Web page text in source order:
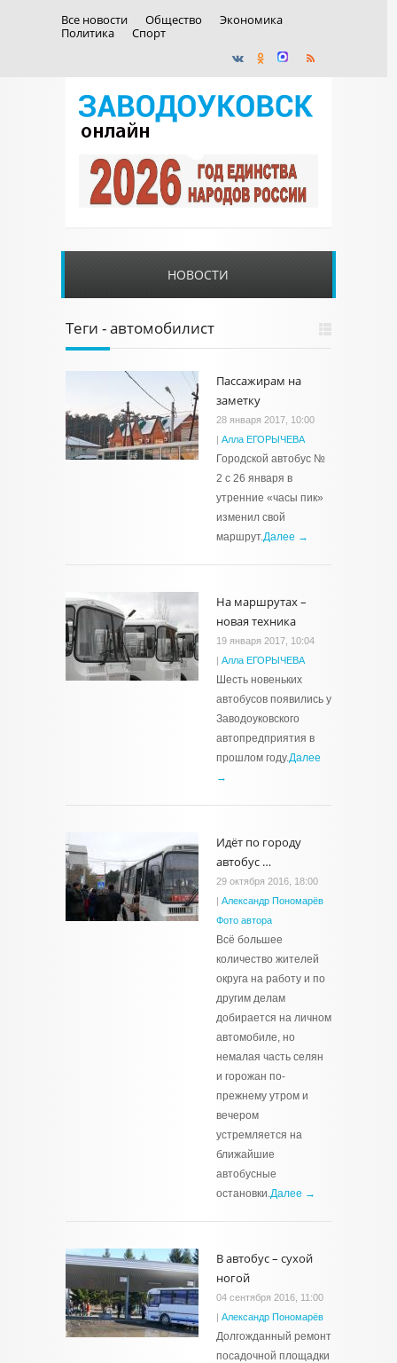
Все новости Общество
Экономика
Политика
Спорт
НОВОСТИ
Теги - автомобилист
Пассажирам на
заметку
28 января 2017, 10:00
| Алла ЕГОРЫЧЕВА
Городской автобус №
2 с 26 января в
утренние «часы пик»
изменил свой
маршрут.Далее →
На маршрутах –
новая техника
19 января 2017, 10:04
| Алла ЕГОРЫЧЕВА
Шесть новеньких
автобусов появились у
Заводоуковского
автопредприятия в
прошлом году.Далее
→
Идёт по городу
автобус …
29 октября 2016, 18:00
| Александр Пономарёв
Фото автора
Всё большее
количество жителей
округа на работу и по
другим делам
добирается на личном
автомобиле, но
немалая часть селян
и горожан по-
прежнему утром и
вечером
устремляется на
ближайшие
автобусные
остановки.Далее →
В автобус – сухой
ногой
04 сентября 2016, 11:00
| Александр Пономарёв
Долгожданный ремонт
посадочной площадки